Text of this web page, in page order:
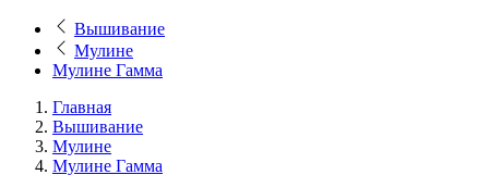
Вышивание
Мулине
Мулине Гамма
Главная
Вышивание
Мулине
Мулине Гамма